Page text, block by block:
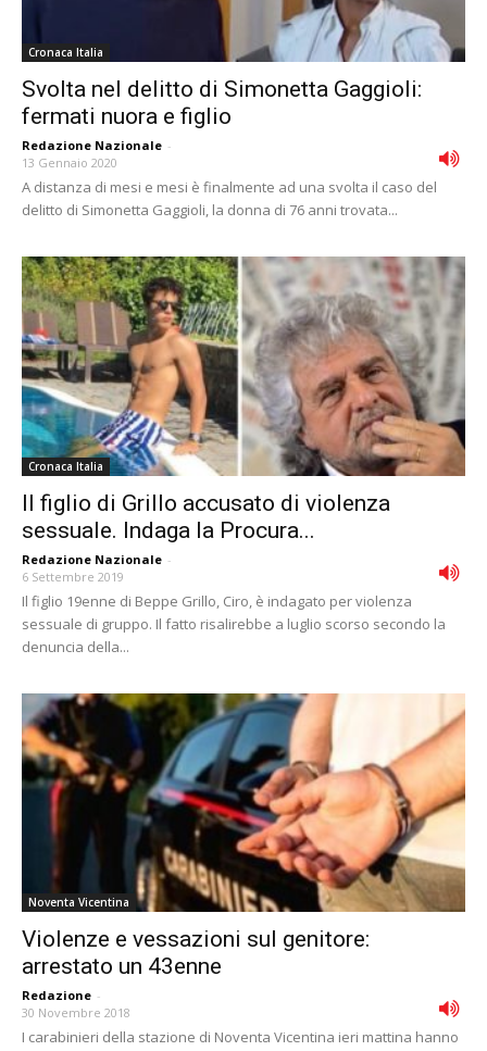
Cronaca Italia
Svolta nel delitto di Simonetta Gaggioli:
fermati nuora e figlio
Redazione Nazionale -
13 Gennaio 2020
A distanza di mesi e mesi è finalmente ad una svolta il caso del
delitto di Simonetta Gaggioli, la donna di 76 anni trovata...
Cronaca Italia
Il figlio di Grillo accusato di violenza
sessuale. Indaga la Procura...
Redazione Nazionale -
6 Settembre 2019
Il figlio 19enne di Beppe Grillo, Ciro, è indagato per violenza
sessuale di gruppo. Il fatto risalirebbe a luglio scorso secondo la
denuncia della...
Noventa Vicentina
Violenze e vessazioni sul genitore:
arrestato un 43enne
Redazione -
30 Novembre 2018
I carabinieri della stazione di Noventa Vicentina ieri mattina hanno